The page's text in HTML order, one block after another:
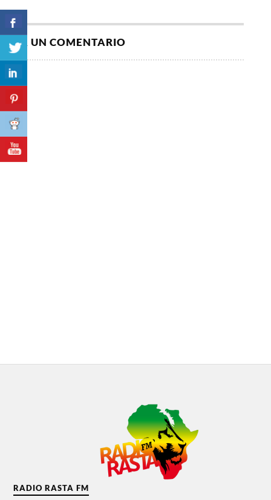
DEJA UN COMENTARIO
RADIO RASTA FM